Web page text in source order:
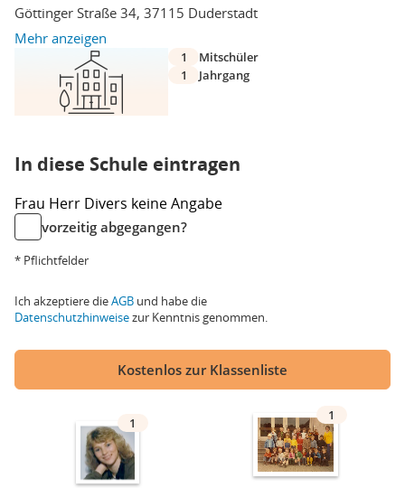
Göttinger Straße 34, 37115 Duderstadt
Mehr anzeigen
1
Mitschüler
1
Jahrgang
In diese Schule eintragen
Frau Herr Divers keine Angabe
vorzeitig abgegangen?
* Pflichtfelder
Ich akzeptiere dieAGB und habe die
Datenschutzhinweisezur Kenntnis genommen.
Kostenlos zur Klassenliste
1 1